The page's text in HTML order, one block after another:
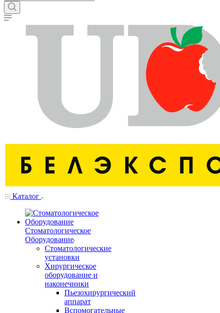
Каталог
Стоматологическое
Оборудование
Стоматологические
установки
Хирургическое
оборудование и
наконечники
Пьезохирургический
аппарат
Вспомогательные